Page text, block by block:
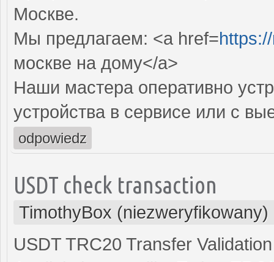
Москве.
Мы предлагаем: <a href=
москве на дому</a>
Наши мастера оперативно
устройства в сервисе или с
odpowiedz
USDT check transaction
TimothyBox (niezweryfikowany)
USDT TRC20 Transfer